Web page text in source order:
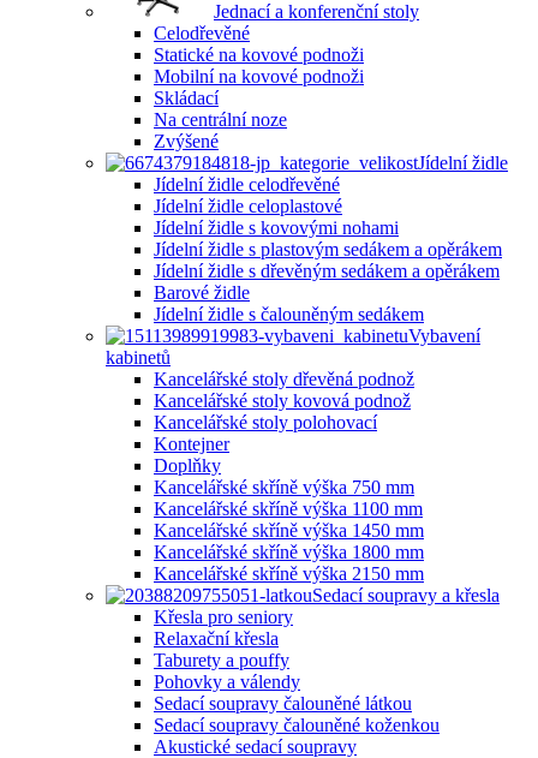
Jednací a konferenční stoly
Celodřevěné
Statické na kovové podnoži
Mobilní na kovové podnoži
Skládací
Na centrální noze
Zvýšené
Jídelní židle
Jídelní židle celodřevěné
Jídelní židle celoplastové
Jídelní židle s kovovými nohami
Jídelní židle s plastovým sedákem a opěrákem
Jídelní židle s dřevěným sedákem a opěrákem
Barové židle
Jídelní židle s čalouněným sedákem
Vybavení
kabinetů
Kancelářské stoly dřevěná podnož
Kancelářské stoly kovová podnož
Kancelářské stoly polohovací
Kontejner
Doplňky
Kancelářské skříně výška 750 mm
Kancelářské skříně výška 1100 mm
Kancelářské skříně výška 1450 mm
Kancelářské skříně výška 1800 mm
Kancelářské skříně výška 2150 mm
Sedací soupravy a křesla
Křesla pro seniory
Relaxační křesla
Taburety a pouffy
Pohovky a válendy
Sedací soupravy čalouněné látkou
Sedací soupravy čalouněné koženkou
Akustické sedací soupravy